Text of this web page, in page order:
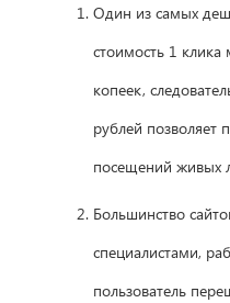
Один из самых
стоимость 1 клика
копеек,
рублей позволяет
посещений живых
Большинство
специалистами,
пользователь